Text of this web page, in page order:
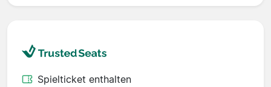
Spielticket enthalten